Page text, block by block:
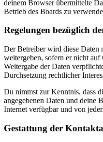
deinem Browser übermittelte
Betrieb des Boards zu
Regelungen bezüglich
Der Betreiber wird diese Daten
weitergeben, sofern er nicht
Weitergabe der Daten
Durchsetzung rechtlicher
Du nimmst zur Kenntnis, dass
angegebenen Daten und deine
Internet verfügbar und von
Gestattung der